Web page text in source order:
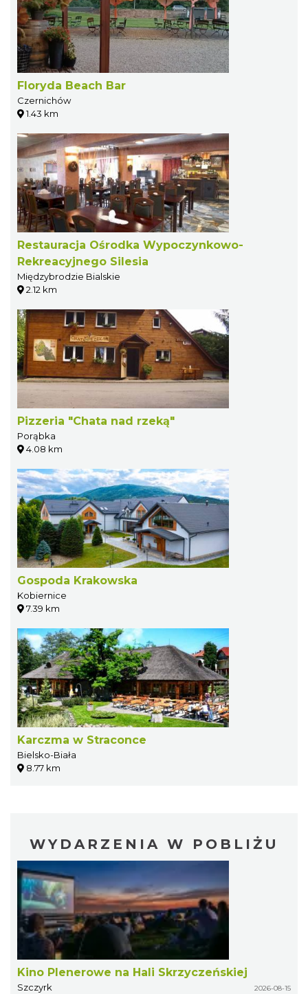
Floryda Beach Bar
Czernichów
1.43 km
Restauracja Ośrodka Wypoczynkowo-
Rekreacyjnego Silesia
Międzybrodzie Bialskie
2.12 km
Pizzeria "Chata nad rzeką"
Porąbka
4.08 km
Gospoda Krakowska
Kobiernice
7.39 km
Karczma w Straconce
Bielsko-Biała
8.77 km
WYDARZENIA W POBLIŻU
Kino Plenerowe na Hali Skrzyczeńskiej
Szczyrk 2026-08-15